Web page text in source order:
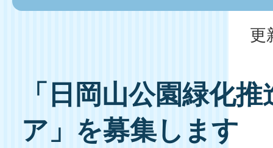
更
「日岡山公園緑化
ア」を募集します